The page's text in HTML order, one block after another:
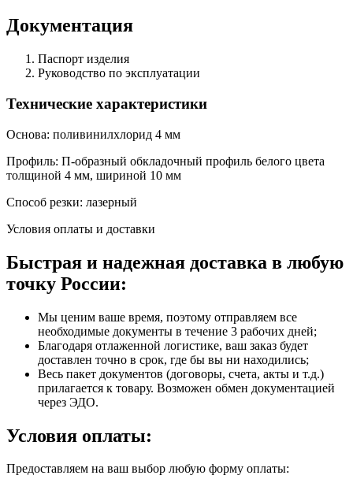
Документация
Паспорт изделия
Руководство по эксплуатации
Технические характеристики
Основа: поливинилхлорид 4 мм
Профиль: П-образный обкладочный профиль белого цвета
толщиной 4 мм, шириной 10 мм
Способ резки: лазерный
Условия оплаты и доставки
Быстрая и надежная доставка в любую
точку России:
Мы ценим ваше время, поэтому отправляем все
необходимые документы в течение 3 рабочих дней;
Благодаря отлаженной логистике, ваш заказ будет
доставлен точно в срок, где бы вы ни находились;
Весь пакет документов (договоры, счета, акты и т.д.)
прилагается к товару. Возможен обмен документацией
через ЭДО.
Условия оплаты:
Предоставляем на ваш выбор любую форму оплаты: